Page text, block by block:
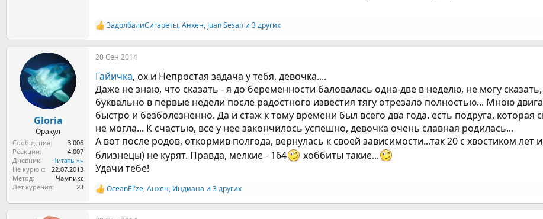
Р
е
а
к
и
и
:
ЗадолбалиСигареты,Анхен, Juan Sesan и 3 других
Gloria
Оракул
Сообщения
3.006
Реакции
4.007
Дневник
Читать »»
Не курю с
22.07.2013
Метод
Чампикс
Лет курения
23
20 Сен 2014
Гайичка, ох и Непростая задача у тебя, девочка....
Даже не знаю, что сказать - я до беременности баловалась одна-две в неделю, не могу
буквально в первые недели после радостного известия тягу отрезало полностью... Мною
быстро и безболезненно. Да и стаж к тому времени был всего два года. есть подруга,
не могла... К счастью, все у нее закончилось успешно, девочка очень славная родилась...
А вот после родов, откормив полгода, вернулась к своей зависимости...так 20 с хвостиком
близнецы) не курят. Правда, мелкие - 164
хоббиты такие...
Удачи тебе!
Р
е
а
OceanEl'ze,Анхен, Индиана и 3 других